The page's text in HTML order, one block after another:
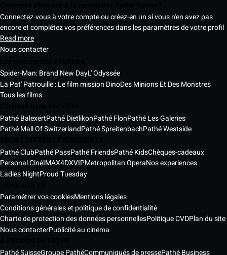
Connectez-vous à votre compte ou créez-en un si vous n'en avez pas
encore et complétez vos préférences dans les paramètres de votre profil
Read more
Nous contacter
Spider-Man: Brand New DayL' Odyssée
La Pat' Patrouille : Le film mission DinoDes Minions Et Des Monstres
Tous les films
Pathé BalexertPathé DietlikonPathé FlonPathé Les Galeries
Pathé Mall Of SwitzerlandPathé SpreitenbachPathé Westside
Pathé ClubPathé PassPathé FriendsPathé KidsChèques-cadeaux
Personal CinéIMAX4DXVIPMetropolitan OperaNos experiences
Ladies NightProud Tuesday
Paramétrer vos cookiesMentions légales
Conditions générales et politique de confidentialité
Charte de protection des données personnellesPolitique CVDPlan du site
Nous contacterPublicité au cinéma
Pathé SuisseGroupe PathéCommuniqués de pressePathé Business